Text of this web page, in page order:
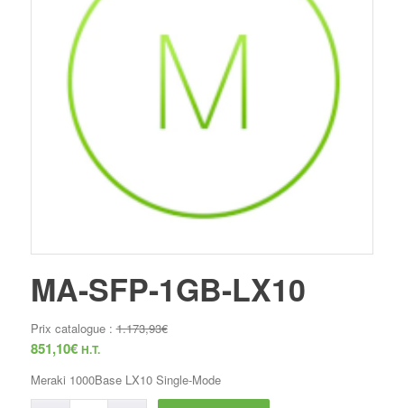
MA-SFP-1GB-LX10
Prix catalogue :1.173,93€
851,10€ H.T.
Meraki 1000Base LX10 Single-Mode